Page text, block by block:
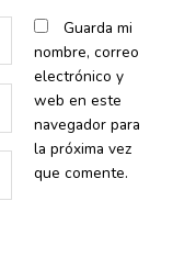
Guarda mi
nombre, correo
electrónico y
web en este
navegador para
la próxima vez
que comente.